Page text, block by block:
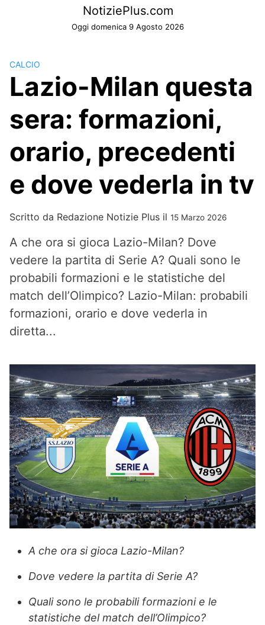
NotiziePlus.com
Oggi domenica 9 Agosto 2026
CALCIO
Lazio-Milan questa
sera: formazioni,
orario, precedenti
e dove vederla in tv
Scritto da Redazione Notizie Plus il 15 Marzo 2026
A che ora si gioca Lazio-Milan? Dove
vedere la partita di Serie A? Quali sono le
probabili formazioni e le statistiche del
match dell’Olimpico? Lazio-Milan: probabili
formazioni, orario e dove vederla in
diretta...
A che ora si gioca Lazio-Milan?
Dove vedere la partita di Serie A?
Quali sono le probabili formazioni e le
statistiche del match dell’Olimpico?